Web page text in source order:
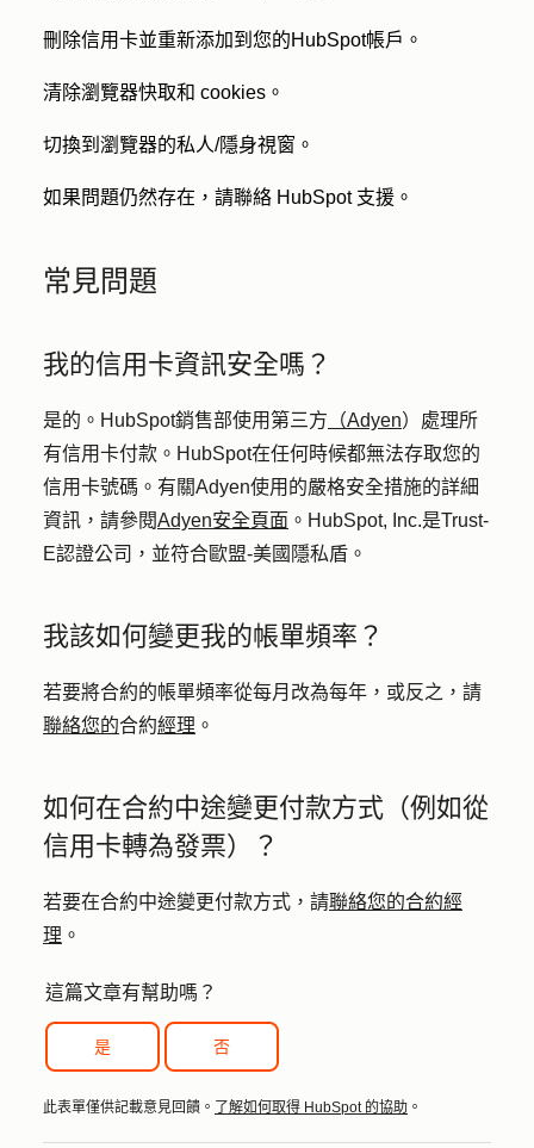
刪除信用卡並重新添加到您的HubSpot帳戶。
清除瀏覽器快取和 cookies。
切換到瀏覽器的私人/隱身視窗。
如果問題仍然存在，請聯絡 HubSpot 支援。
常見問題
我的信用卡資訊安全嗎？
是的。HubSpot銷售部使用第三方 （Adyen）處理所
有信用卡付款。HubSpot在任何時候都無法存取您的
信用卡號碼。有關Adyen使用的嚴格安全措施的詳細
資訊，請參閱Adyen安全頁面 。HubSpot, Inc.是Trust-
E認證公司，並符合歐盟-美國隱私盾。
我該如何變更我的帳單頻率？
若要將合約的帳單頻率從每月改為每年，或反之，請
聯絡您的合約經理 。
如何在合約中途變更付款方式（例如從
信用卡轉為發票）？
若要在合約中途變更付款方式，請聯絡您的合約經
理 。
這篇文章有幫助嗎？
是 否
此表單僅供記載意見回饋。 了解如何取得 HubSpot 的協助 。